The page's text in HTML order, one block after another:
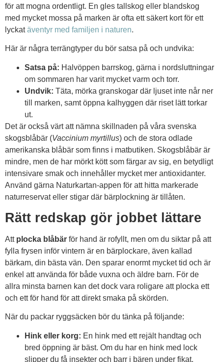
för att mogna ordentligt. En gles tallskog eller blandskog
med mycket mossa på marken är ofta ett säkert kort för ett
lyckatäventyr med familjen i naturen.
Här är några terrängtyper du bör satsa på och undvika:
Satsa på: Halvöppen barrskog, gärna i nordsluttningar
om sommaren har varit mycket varm och torr.
Undvik: Täta, mörka granskogar där ljuset inte når ner
till marken, samt öppna kalhyggen där riset lätt torkar
ut.
Det är också värt att nämna skillnaden på våra svenska
skogsblåbär (Vaccinium myrtillus) och de stora odlade
amerikanska blåbär som finns i matbutiken. Skogsblåbär är
mindre, men de har mörkt kött som färgar av sig, en betydligt
intensivare smak och innehåller mycket mer antioxidanter.
Använd gärna Naturkartan-appen för att hitta markerade
naturreservat eller stigar där bärplockning är tillåten.
Rätt redskap gör jobbet lättare
Att plocka blåbär för hand är rofyllt, men om du siktar på att
fylla frysen inför vintern är en bärplockare, även kallad
bärkam, din bästa vän. Den sparar enormt mycket tid och är
enkel att använda för både vuxna och äldre barn. För de
allra minsta barnen kan det dock vara roligare att plocka ett
och ett för hand för att direkt smaka på skörden.
När du packar ryggsäcken bör du tänka på följande:
Hink eller korg: En hink med ett rejält handtag och
bred öppning är bäst. Om du har en hink med lock
slipper du få insekter och barr i bären under fikat.